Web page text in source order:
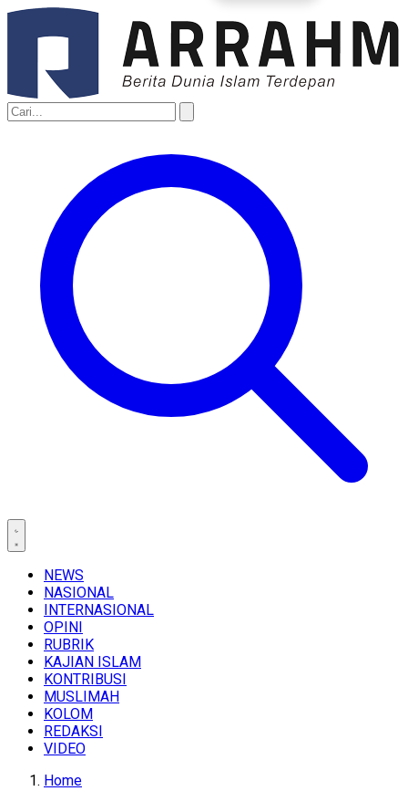
NEWS
NASIONAL
INTERNASIONAL
OPINI
RUBRIK
KAJIAN ISLAM
KONTRIBUSI
MUSLIMAH
KOLOM
REDAKSI
VIDEO
Home